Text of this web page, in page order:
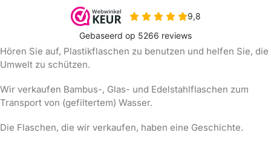
Hören Sie auf, Plastikflaschen zu benutzen und helfen Sie, die
Umwelt zu schützen.
Wir verkaufen Bambus-, Glas- und Edelstahlflaschen zum
Transport von (gefiltertem) Wasser.
Die Flaschen, die wir verkaufen, haben eine Geschichte.